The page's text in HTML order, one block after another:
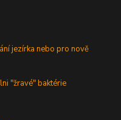
jezírka nebo pro nově
"žravé" baktérie